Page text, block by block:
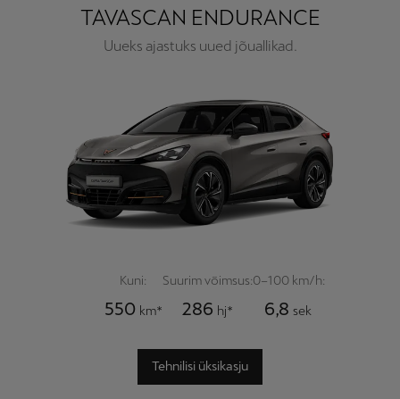
TAVASCAN ENDURANCE
Uueks ajastuks uued jõuallikad.
Kuni:
550 km*
Suurim võimsus:
286 hj*
0–100 km/h:
6,8 sek
Tehnilisi üksikasju